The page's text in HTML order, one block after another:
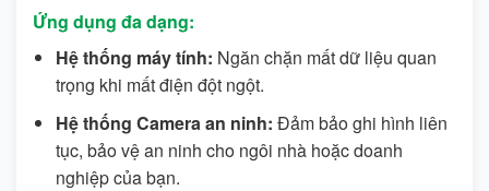
Ứng dụng đa dạng:
Hệ thống máy tính: Ngăn chặn mất dữ liệu quan
trọng khi mất điện đột ngột.
Hệ thống Camera an ninh: Đảm bảo ghi hình liên
tục, bảo vệ an ninh cho ngôi nhà hoặc doanh
nghiệp của bạn.